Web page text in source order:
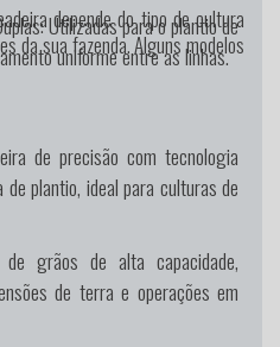
Utilizadas para o plantio de
uniforme entre as linhas.
depende do tipo de cultura
da sua fazenda. Alguns modelos
de precisão com tecnologia
plantio, ideal para culturas de
de grãos de alta capacidade,
de terra e operações em